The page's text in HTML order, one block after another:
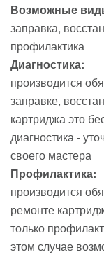
Возможные
заправка
профилактика
Диагностика:
производится
заправке,
картриджа это
диагностика -
своего мастера
Профилактика:
производится
ремонте
только
этом случае